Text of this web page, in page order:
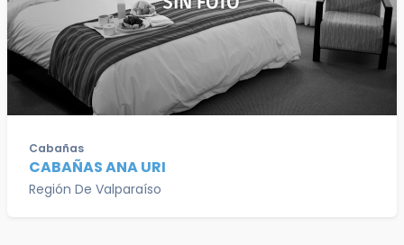
Cabañas
CABAÑAS ANA URI
Región De Valparaíso